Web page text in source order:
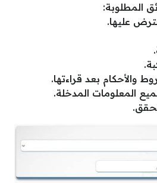
المطلوبة:
عليها.
والأحكام بعد قراءتها.
المعلومات المدخلة.